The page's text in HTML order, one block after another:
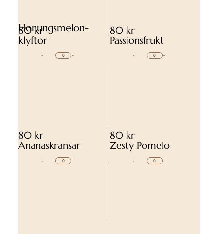
80 kr
Honungsmelon-
klyftor
- +
80 kr
Passionsfrukt
- +
80 kr
Ananaskransar
- +
80 kr
Zesty Pomelo
- +